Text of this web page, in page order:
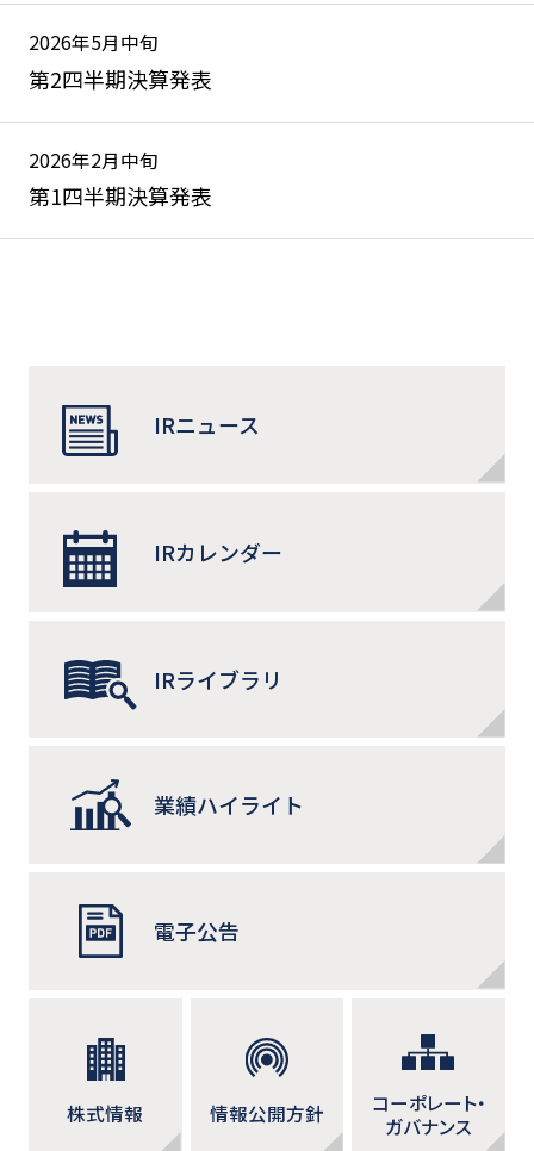
2026年5月中旬
第2四半期決算発表
2026年2月中旬
第1四半期決算発表
IRニュース
IRカレンダー
IRライブラリ
業績ハイライト
電子公告
株式情報 情報公開方針
コーポレート・
ガバナンス